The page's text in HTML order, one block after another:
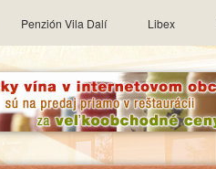
Penzión Vila Dalí Libex